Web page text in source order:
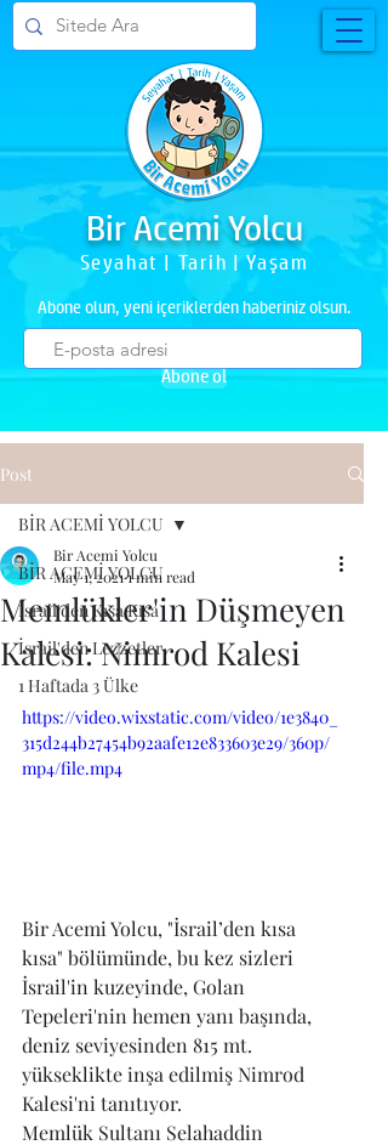
Bir Acemi Yolcu
Seyahat | Tarih | Yaşam
Abone olun, yeni içeriklerden haberiniz olsun.
Abone ol
Post
BİR ACEMİ YOLCU
İsrail'den Kısa Kısa
İsrail'den Lezzetler
1 Haftada 3 Ülke
BİR ACEMİ YOLCU
Memlükler'in Düşmeyen
Kalesi: Nimrod Kalesi
Bir Acemi Yolcu
May 1, 20211 min read
https://video.wixstatic.com/video/1e3840_
315d244b27454b92aafe12e833603e29/360p/
mp4/file.mp4
Bir Acemi Yolcu, "İsrail’den kısa
kısa" bölümünde, bu kez sizleri
İsrail'in kuzeyinde, Golan
Tepeleri'nin hemen yanı başında,
deniz seviyesinden 815 mt.
yükseklikte inşa edilmiş Nimrod
Kalesi'ni tanıtıyor.
Memlük Sultanı Selahaddin